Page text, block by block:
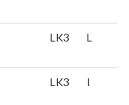
LK3 L
LK3 I